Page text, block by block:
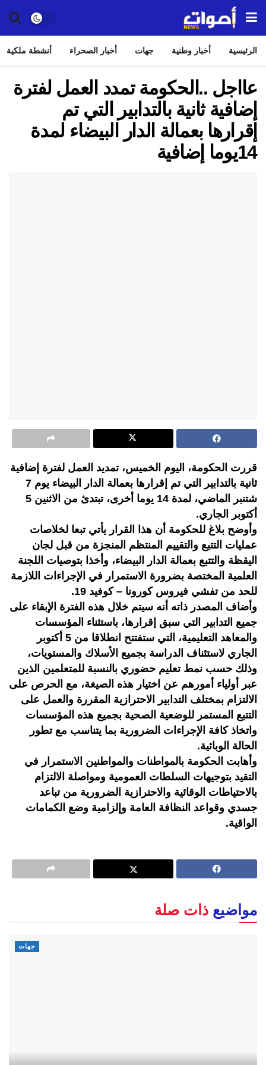
الرئيسية أخبار وطنية جهات أخبار الصحراء أنشطة ملكية
عااجل ..الحكومة تمدد العمل لفترة
إضافية ثانية بالتدابير التي تم
إقرارها بعمالة الدار البيضاء لمدة
14يوما إضافية
قررت الحكومة، اليوم الخميس، تمديد العمل لفترة إضافية
ثانية بالتدابير التي تم إقرارها بعمالة الدار البيضاء يوم 7
شتنبر الماضي، لمدة 14 يوما أخرى، تبتدئ من الاثنين 5
أكتوبر الجاري.
وأوضح بلاغ للحكومة أن هذا القرار يأتي تبعا لخلاصات
عمليات التتبع والتقييم المنتظم المنجزة من قبل لجان
اليقظة والتتبع بعمالة الدار البيضاء، وأخذا بتوصيات اللجنة
العلمية المختصة بضرورة الاستمرار في الإجراءات اللازمة
للحد من تفشي فيروس كورونا – كوفيد 19.
وأضاف المصدر ذاته أنه سيتم خلال هذه الفترة الإبقاء على
جميع التدابير التي سبق إقرارها، باستثناء المؤسسات
والمعاهد التعليمية، التي ستفتتح انطلاقا من 5 أكتوبر
الجاري لاستئناف الدراسة بجميع الأسلاك والمستويات،
وذلك حسب نمط تعليم حضوري بالنسبة للمتعلمين الذين
عبر أولياء أمورهم عن اختيار هذه الصيغة، مع الحرص على
الالتزام بمختلف التدابير الاحترازية المقررة والعمل على
التتبع المستمر للوضعية الصحية بجميع هذه المؤسسات
واتخاذ كافة الإجراءات الضرورية بما يتناسب مع تطور
الحالة الوبائية.
وأهابت الحكومة بالمواطنات والمواطنين الاستمرار في
التقيد بتوجيهات السلطات العمومية ومواصلة الالتزام
بالاحتياطات الوقائية والاحترازية الضرورية من تباعد
جسدي وقواعد النظافة العامة وإلزامية وضع الكمامات
الواقية.
مواضيع ذات صلة
جهات